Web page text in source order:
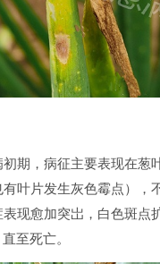
期，病征主要表现在葱
叶片发生灰色霉点），
现愈加突岀，白色斑点
至死亡。